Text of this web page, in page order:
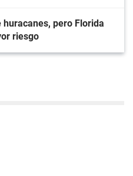
pero Florida
riesgo